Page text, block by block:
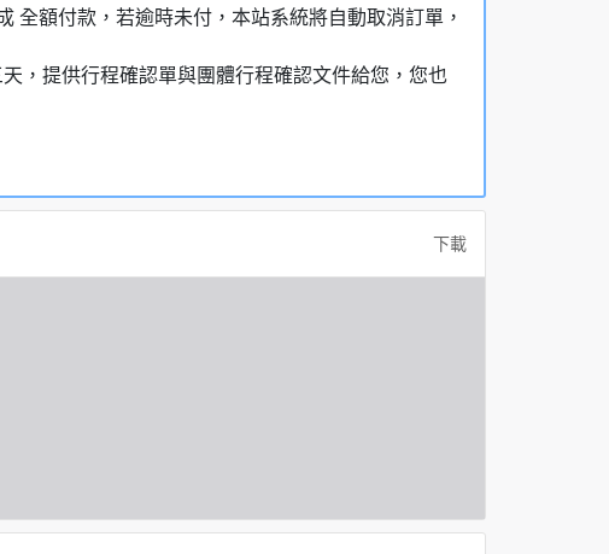
全額付款，若逾時未付，本站系統將自動取消訂單，
，提供行程確認單與團體行程確認文件給您，您也
下載